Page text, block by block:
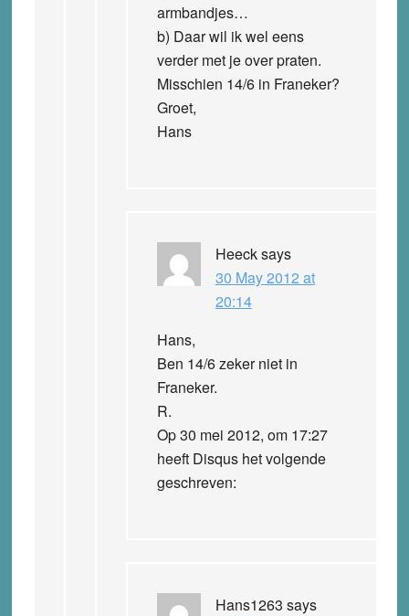
armbandjes…
b) Daar wil ik wel eens
verder met je over praten.
Misschien 14/6 in Franeker?
Groet,
Hans
Heecksays
30 May 2012 at
20:14
Hans,
Ben 14/6 zeker niet in
Franeker.
R.
Op 30 mei 2012, om 17:27
heeft Disqus het volgende
geschreven:
Hans1263 says